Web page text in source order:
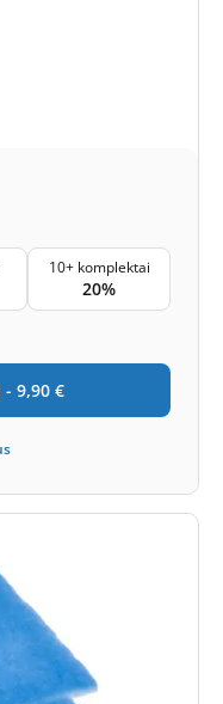
10+ komplektai
20%
- 9,90 €